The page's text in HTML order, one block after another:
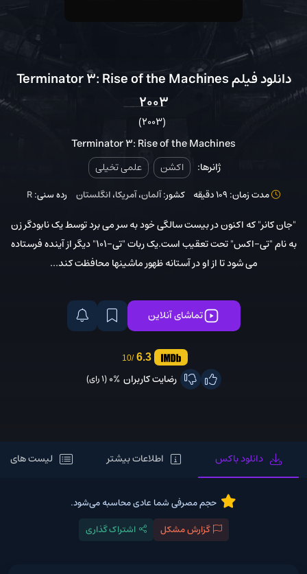
دانلود فیلم Terminator 3: Rise of the Machines
2003
(2003)
Terminator 3: Rise of the Machines
ژانرها: اکشن علمی تخیلی
مدت زمان: 109 دقیقه کشور:آلمان،آمریکا،انگلستان رده سنی:R
"جان کانر" که اکنون در بیست سالگی خود به سر می برد توسط یک نابودگر زن
به نام "تی-اکس" تحت تعقیب است.یک ربات "تی-101" دیگر از آینده فرستاده
می شود تا از او در آستانه ظهور ماشینها محافظت کند...
تماشای آنلاین
6.3
/10
رضایت کاربران 0% (1 رای)
دانلود باکس اطلاعات بیشتر لیست های
حجم مصرفی شما عادی محاسبه می‌شود.
گزارش مشکل
اشتراک گذاری